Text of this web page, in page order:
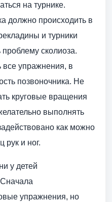
на турнике.
должно происходить в
и турники
проблему сколиоза.
упражнения, в
позвоночника. Не
круговые вращения
выполнять
как можно
рук и ног.
у детей
упражнения, но